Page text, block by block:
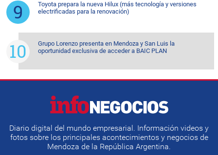
Toyota prepara la nueva Hilux (más tecnología y versiones
electrificadas para la renovación)
Grupo Lorenzo presenta en Mendoza y San Luis la
oportunidad exclusiva de acceder a BAIC PLAN
Diario digital del mundo empresarial. Información videos y
fotos sobre los principales acontecimientos y negocios de
Mendoza de la República Argentina.